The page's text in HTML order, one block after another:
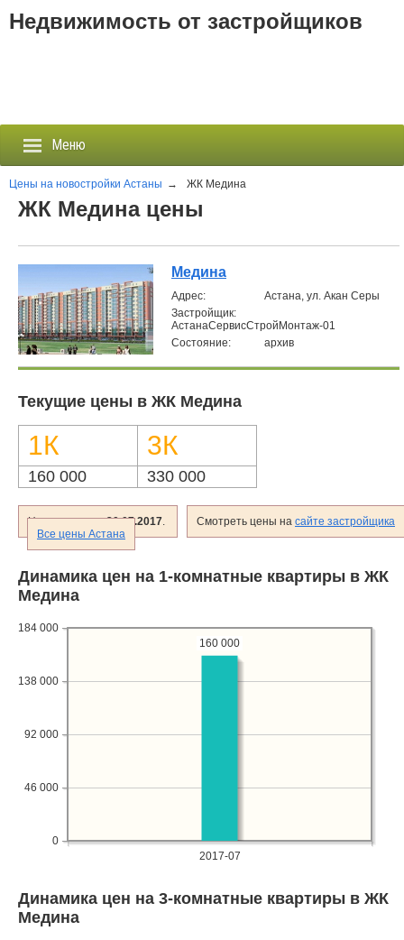
Недвижимость от застройщиков
Меню
Новости
События
Агентства
Объявления
Кабинет
Цены на новостройки Астаны → ЖК Медина
ЖК Медина цены
Медина
Aдрес:
Астана, ул. Акан Серы
Застройщик:
АстанаСервисСтройМонтаж-01
Состояние:
архив
Текущие цены в ЖК Медина
1К 3К
160 000 330 000
Цены сверены30.07.2017. Смотреть цены на сайте застройщика
Все цены Астана
Динамика цен на 1-комнатные квартиры в ЖК
Медина
2017-07
0
46 000
92 000
138 000
184 000
160 000
Динамика цен на 3-комнатные квартиры в ЖК
Медина